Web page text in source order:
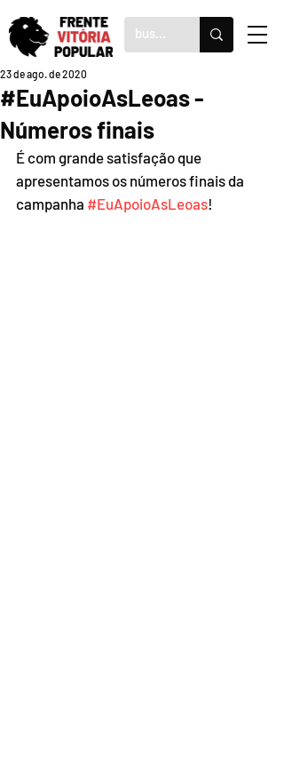
#EuApoioAsLeoas -
Números finais
23 de ago. de 2020
É com grande satisfação que
apresentamos os números finais da
campanha #EuApoioAsLeoas!